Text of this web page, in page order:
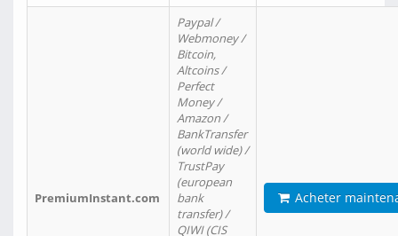
PremiumInstant.com
Paypal /
Webmoney /
Bitcoin,
Altcoins /
Perfect
Money /
Amazon /
BankTransfer
(world wide) /
TrustPay
(european
bank
transfer) /
QIWI (CIS
Acheter